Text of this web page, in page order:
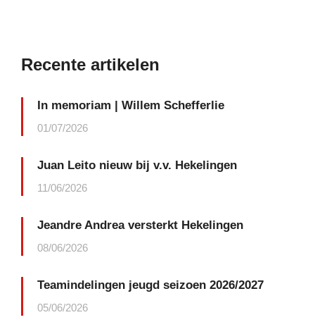
Recente artikelen
In memoriam | Willem Schefferlie
01/07/2026
Juan Leito nieuw bij v.v. Hekelingen
11/06/2026
Jeandre Andrea versterkt Hekelingen
08/06/2026
Teamindelingen jeugd seizoen 2026/2027
05/06/2026